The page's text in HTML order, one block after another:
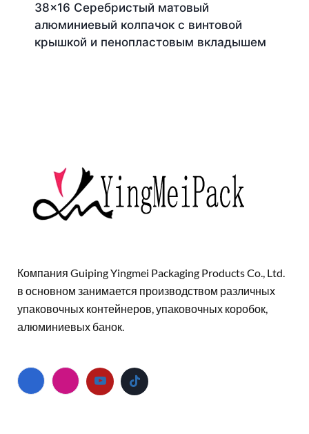
38×16 Серебристый матовый
алюминиевый колпачок с винтовой
крышкой и пенопластовым вкладышем
Компания Guiping Yingmei Packaging Products Co., Ltd.
в основном занимается производством различных
упаковочных контейнеров, упаковочных коробок,
алюминиевых банок.